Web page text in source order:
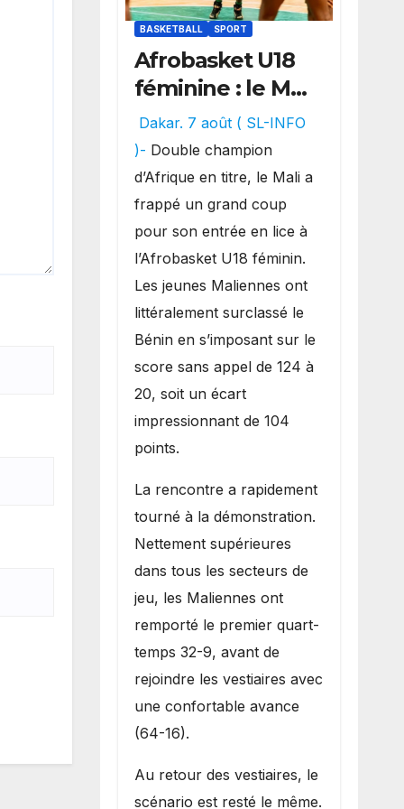
BASKETBALL SPORT
Afrobasket U18
féminine : le Mali
réalise un
véritable festival
offensif et
inflige une
lourde défaite
au Bénin.
Dakar. 7 août ( SL-INFO
)- Double champion
d’Afrique en titre, le Mali a
frappé un grand coup
pour son entrée en lice à
l’Afrobasket U18 féminin.
Les jeunes Maliennes ont
littéralement surclassé le
Bénin en s’imposant sur le
score sans appel de 124 à
20, soit un écart
impressionnant de 104
points.
La rencontre a rapidement
tourné à la démonstration.
Nettement supérieures
dans tous les secteurs de
jeu, les Maliennes ont
remporté le premier quart-
temps 32-9, avant de
rejoindre les vestiaires avec
une confortable avance
(64-16).
Au retour des vestiaires, le
scénario est resté le même.